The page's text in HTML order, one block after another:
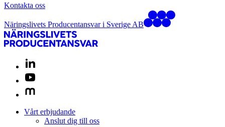
Kontakta oss
Näringslivets Producentansvar i Sverige AB
Vårt erbjudande
Anslut dig till oss